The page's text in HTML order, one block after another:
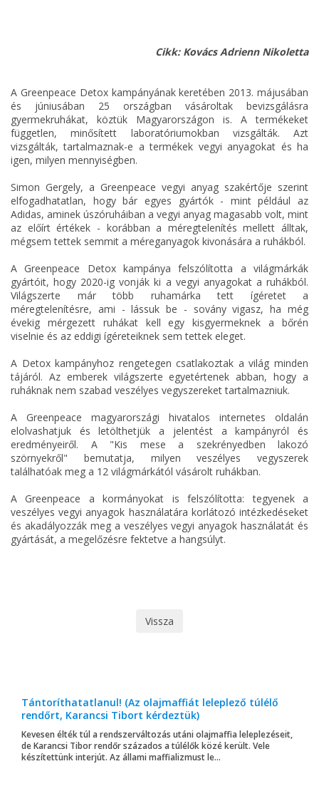
Cikk: Kovács Adrienn Nikoletta
A Greenpeace Detox kampányának keretében 2013. májusában
és júniusában 25 országban vásároltak bevizsgálásra
gyermekruhákat, köztük Magyarországon is. A termékeket
független, minősített laboratóriumokban vizsgálták. Azt
vizsgálták, tartalmaznak-e a termékek vegyi anyagokat és ha
igen, milyen mennyiségben.
Simon Gergely, a Greenpeace vegyi anyag szakértője szerint
elfogadhatatlan, hogy bár egyes gyártók - mint például az
Adidas, aminek úszóruháiban a vegyi anyag magasabb volt, mint
az előírt értékek - korábban a méregtelenítés mellett álltak,
mégsem tettek semmit a méreganyagok kivonására a ruhákból.
A Greenpeace Detox kampánya felszólította a világmárkák
gyártóit, hogy 2020-ig vonják ki a vegyi anyagokat a ruhákból.
Világszerte már több ruhamárka tett ígéretet a
méregtelenítésre, ami - lássuk be - sovány vigasz, ha még
évekig mérgezett ruhákat kell egy kisgyermeknek a bőrén
viselnie és az eddigi ígéreteiknek sem tettek eleget.
A Detox kampányhoz rengetegen csatlakoztak a világ minden
tájáról. Az emberek világszerte egyetértenek abban, hogy a
ruháknak nem szabad veszélyes vegyszereket tartalmazniuk.
A Greenpeace magyarországi hivatalos internetes oldalán
elolvashatjuk és letölthetjük a jelentést a kampányról és
eredményeiről. A "Kis mese a szekrényedben lakozó
szörnyekről" bemutatja, milyen veszélyes vegyszerek
találhatóak meg a 12 világmárkától vásárolt ruhákban.
A Greenpeace a kormányokat is felszólította: tegyenek a
veszélyes vegyi anyagok használatára korlátozó intézkedéseket
és akadályozzák meg a veszélyes vegyi anyagok használatát és
gyártását, a megelőzésre fektetve a hangsúlyt.
Vissza
Tántoríthatatlanul! (Az olajmaffiát leleplező túlélő
rendőrt, Karancsi Tibort kérdeztük)
Kevesen élték túl a rendszerváltozás utáni olajmaffia leleplezéseit,
de Karancsi Tibor rendőr százados a túlélők közé került. Vele
készítettünk interjút. Az állami maffializmust le...